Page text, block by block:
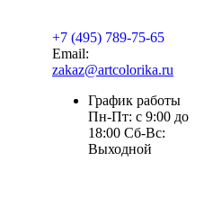
+7 (495) 789-75-65
Email:
zakaz@artcolorika.ru
График работы
Пн-Пт: с 9:00 до
18:00 Сб-Вс:
Выходной